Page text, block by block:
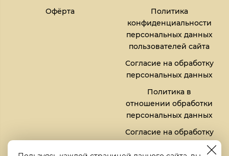
Офёрта
Политика
конфиденциальности
персональных данных
пользователей сайта
Согласие на обработку
персональных данных
Политика в
отношении обработки
персональных данных
Согласие на обработку
файлов кукис (cookies)